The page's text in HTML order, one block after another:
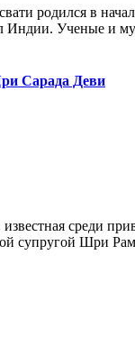
родился в
Индии. Ученые и
Сарада Деви
среди
супругой Шри